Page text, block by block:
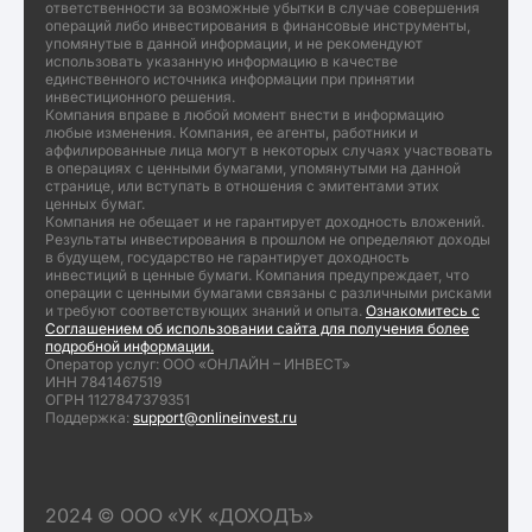
ответственности за возможные убытки в случае совершения
операций либо инвестирования в финансовые инструменты,
упомянутые в данной информации, и не рекомендуют
использовать указанную информацию в качестве
единственного источника информации при принятии
инвестиционного решения.
Компания вправе в любой момент внести в информацию
любые изменения. Компания, ее агенты, работники и
аффилированные лица могут в некоторых случаях участвовать
в операциях с ценными бумагами, упомянутыми на данной
странице, или вступать в отношения с эмитентами этих
ценных бумаг.
Компания не обещает и не гарантирует доходность вложений.
Результаты инвестирования в прошлом не определяют доходы
в будущем, государство не гарантирует доходность
инвестиций в ценные бумаги. Компания предупреждает, что
операции с ценными бумагами связаны с различными рисками
и требуют соответствующих знаний и опыта. Ознакомитесь с
Соглашением об использовании сайта для получения более
подробной информации.
Оператор услуг: ООО «ОНЛАЙН – ИНВЕСТ»
ИНН 7841467519
ОГРН 1127847379351
Поддержка: support@onlineinvest.ru
2024 © ООО «УК «ДОХОДЪ»